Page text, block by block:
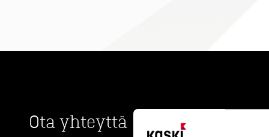
Ota yhteyttä